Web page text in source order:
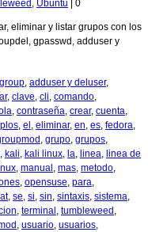
, Ubuntu 0
eliminar y listar grupos con los
gpasswd, adduser y
, adduser y deluser,
, clave, cli, comando,
, contraseña, crear, cuenta,
, el , eliminar, en, es, fedora,
, grupo, grupos,
, kali, kali linux, la, linea, linea de
, manual , mas, metodo,
, opensuse, para,
, se, si, sin, sintaxis, sistema,
, terminal , tumbleweed ,
, usuario, usuarios,